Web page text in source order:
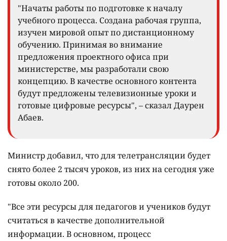
"Начаты работы по подготовке к началу
учебного процесса. Создана рабочая группа,
изучен мировой опыт по дистанционному
обучению. Принимая во внимание
предложения проектного офиса при
министерстве, мы разработали свою
концепцию. В качестве основного контента
будут предложены телевизионные уроки и
готовые цифровые ресурсы", – сказал Даурен
Абаев.
Министр добавил, что для телетрансляции будет
снято более 2 тысяч уроков, из них на сегодня уже
готовы около 200.
"Все эти ресурсы для педагогов и учеников будут
считаться в качестве дополнительной
информации. В основном, процесс